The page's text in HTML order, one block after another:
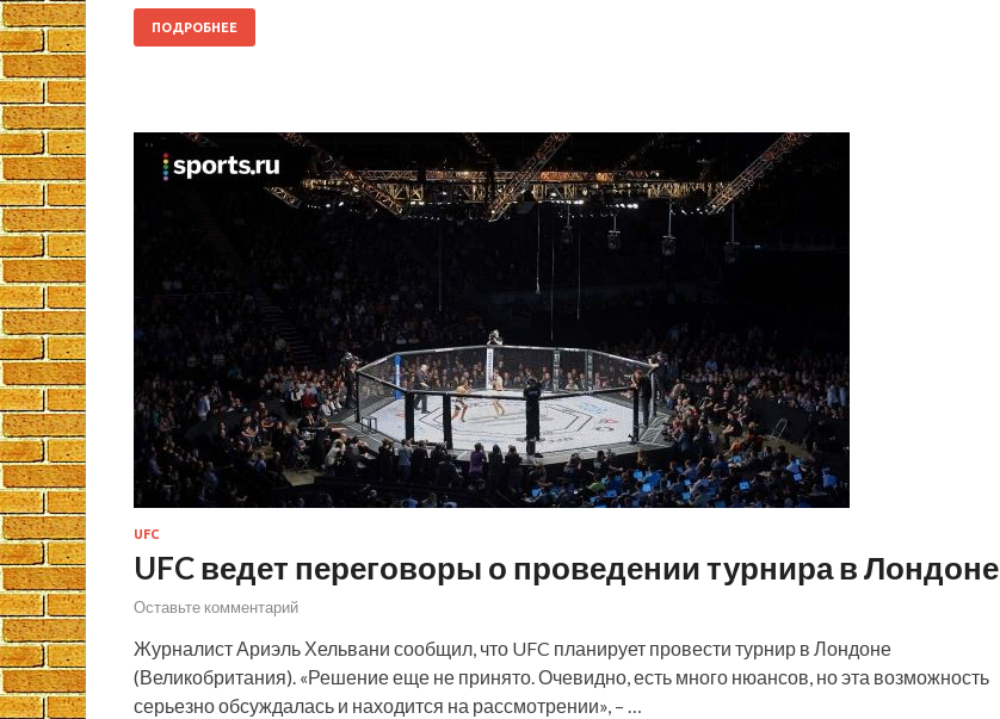
ПОДРОБНЕЕ
UFC
UFC ведет переговоры о проведении турнира в Лондоне
Оставьте комментарий
Журналист Ариэль Хельвани сообщил, что UFC планирует провести турнир в Лондоне
(Великобритания). «Решение еще не принято. Очевидно, есть много нюансов, но эта возможность
серьезно обсуждалась и находится на рассмотрении», – …